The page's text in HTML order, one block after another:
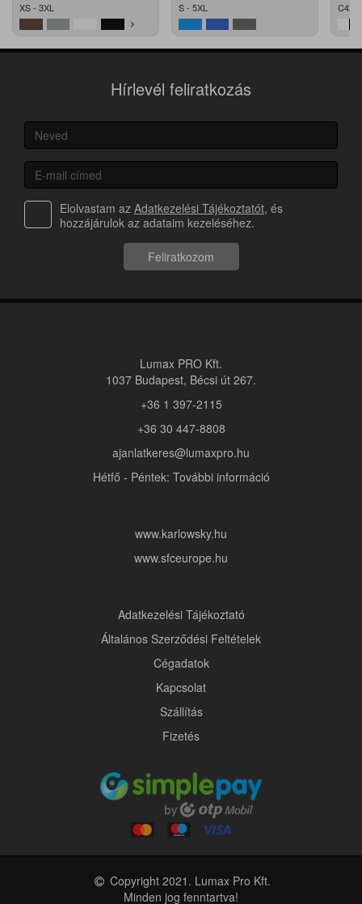
XS - 3XL S - 5XL C42 -
Hírlevél feliratkozás
Elolvastam az Adatkezelési Tájékoztatót, és
hozzájárulok az adataim kezeléséhez.
Feliratkozom
Lumax PRO Kft.
1037 Budapest, Bécsi út 267.
+36 1 397-2115
+36 30 447-8808
ajanlatkeres@lumaxpro.hu
Hétfő - Péntek: További információ
www.karlowsky.hu
www.sfceurope.hu
Adatkezelési Tájékoztató
Általános Szerződési Feltételek
Cégadatok
Kapcsolat
Szállítás
Fizetés
Copyright 2021. Lumax Pro Kft.
Minden jog fenntartva!